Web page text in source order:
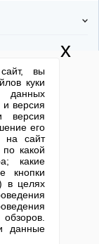
urist.ru
у юриста
Карта сайта
права защищены.
вы
куки
данных
версия
версия
его
на сайт
по какой
какие
кнопки
в целях
данные
x